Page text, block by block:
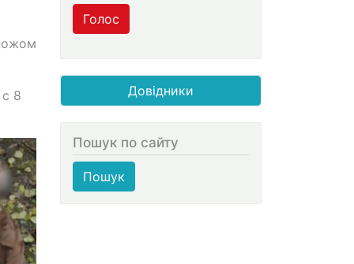
8
Голос
Довідники
Пошук по сайту
Пошук